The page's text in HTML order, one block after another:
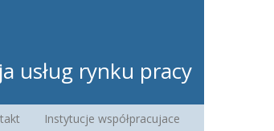
usług rynku pracy
Instytucje współpracujace